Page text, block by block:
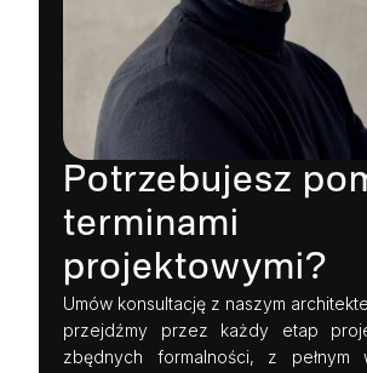
Potrzebujesz
terminami
projektowymi?
Umów konsultację z naszym
przejdźmy przez każdy etap
zbędnych formalności, z pełnym